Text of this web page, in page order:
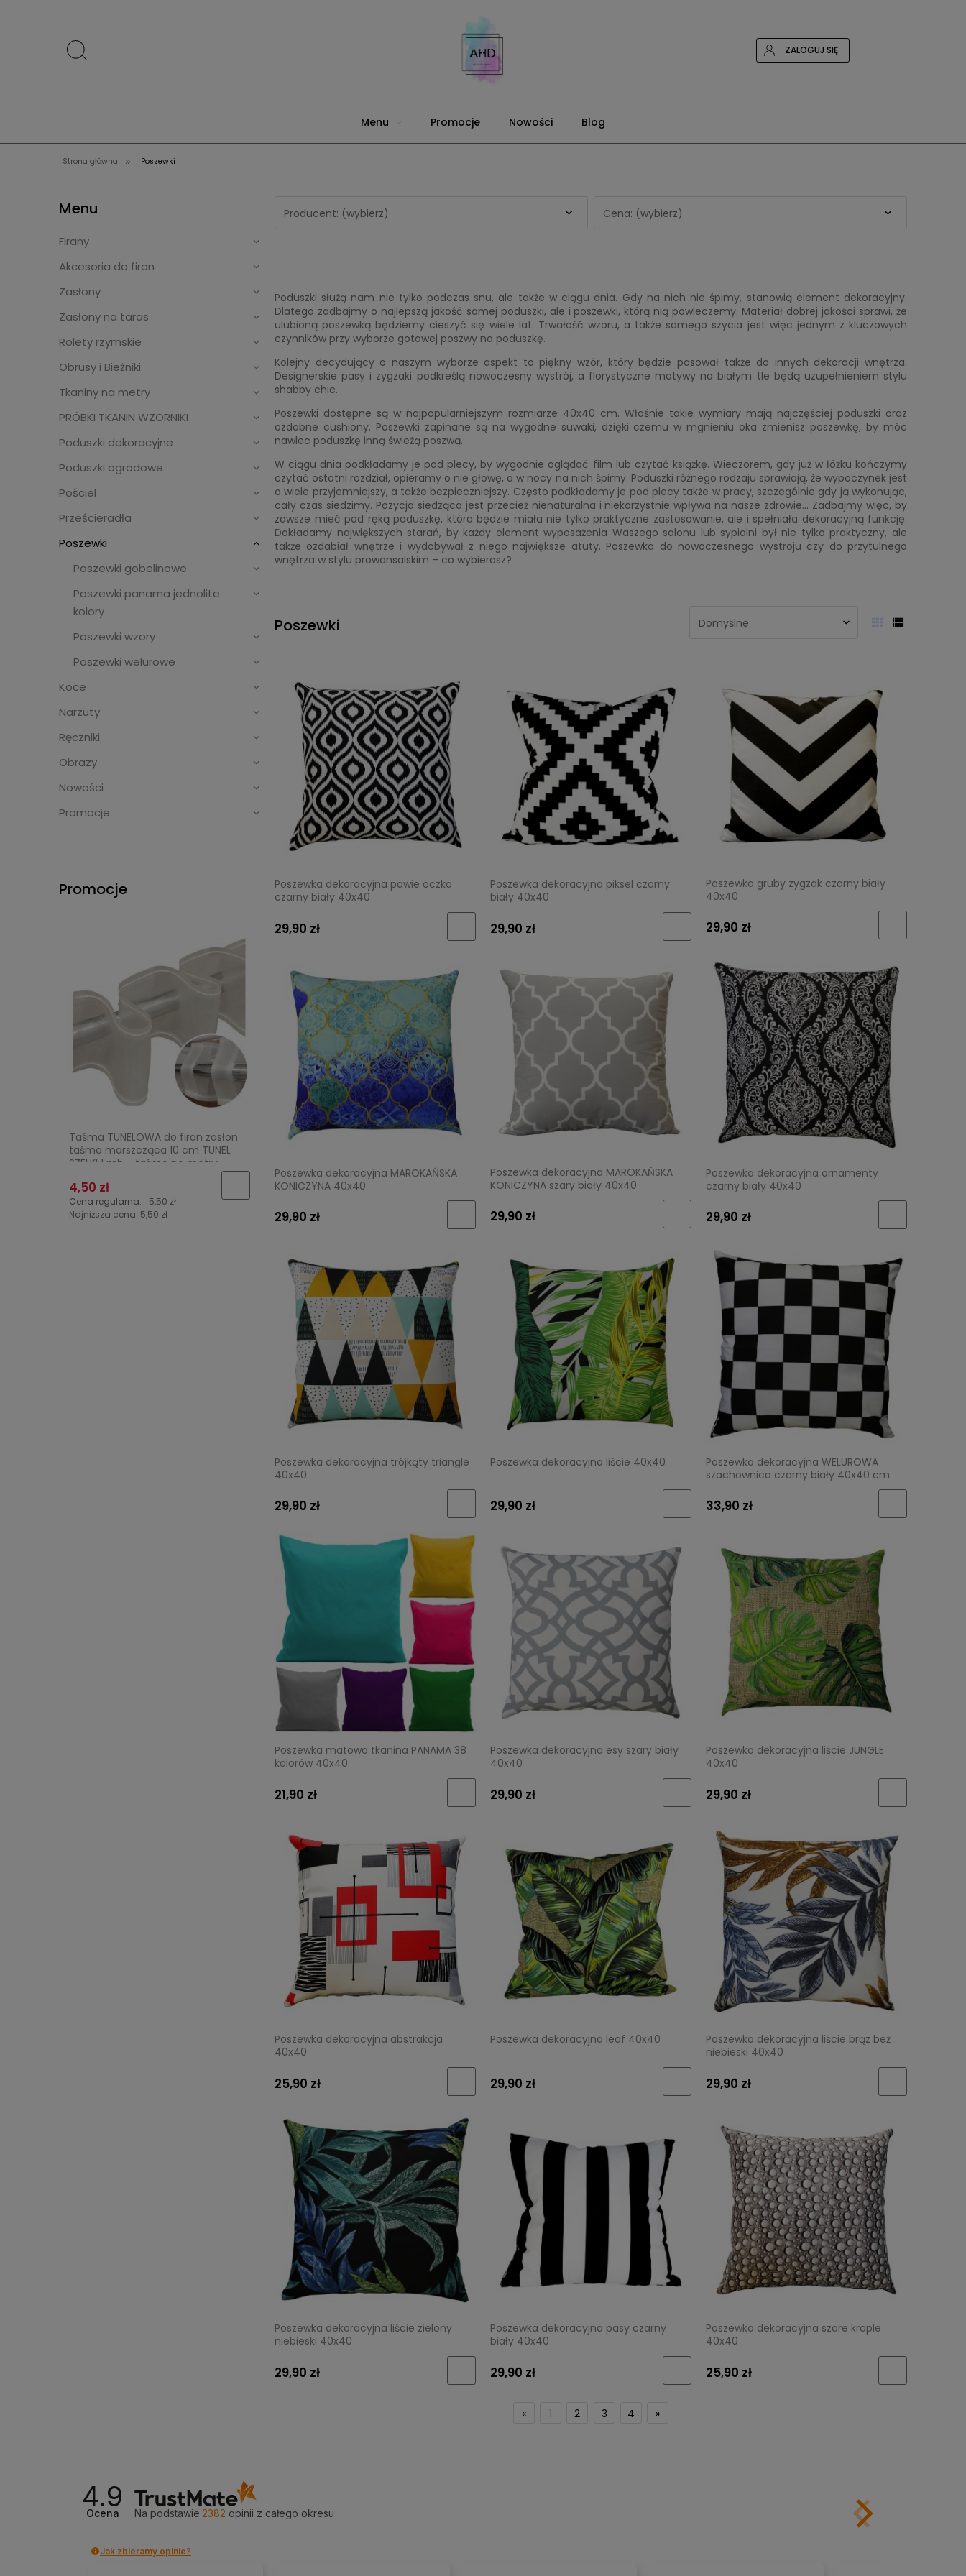
ZALOGUJ SIĘ
Menu Promocje Nowości Blog
Strona główna » Poszewki
Menu
Firany
Akcesoria do firan
Zasłony
Zasłony na taras
Rolety rzymskie
Obrusy i Bieżniki
Tkaniny na metry
PRÓBKI TKANIN WZORNIKI
Poduszki dekoracyjne
Poduszki ogrodowe
Pościel
Prześcieradła
Poszewki
Poszewki gobelinowe
Poszewki panama jednolite
kolory
Poszewki wzory
Poszewki welurowe
Koce
Narzuty
Ręczniki
Obrazy
Nowości
Promocje
Promocje
Taśma TUNELOWA do firan zasłon
taśma marszcząca 10 cm TUNEL
SZELKI 1 mb - taśma na metry
4,50 zł
Cena regularna:
5,50 zł
Najniższa cena: 5,50 zł
Producent: (wybierz) Cena: (wybierz)
Poduszki służą nam nie tylko podczas snu, ale także w ciągu dnia. Gdy na nich nie śpimy, stanowią element dekoracyjny.
Dlatego zadbajmy o najlepszą jakość samej poduszki, ale i poszewki, którą nią powleczemy. Materiał dobrej jakości sprawi, że
ulubioną poszewką będziemy cieszyć się wiele lat. Trwałość wzoru, a także samego szycia jest więc jednym z kluczowych
czynników przy wyborze gotowej poszwy na poduszkę.
Kolejny decydujący o naszym wyborze aspekt to piękny wzór, który będzie pasował także do innych dekoracji wnętrza.
Designerskie pasy i zygzaki podkreślą nowoczesny wystrój, a florystyczne motywy na białym tle będą uzupełnieniem stylu
shabby chic.
Poszewki dostępne są w najpopularniejszym rozmiarze 40x40 cm. Właśnie takie wymiary mają najczęściej poduszki oraz
ozdobne cushiony. Poszewki zapinane są na wygodne suwaki, dzięki czemu w mgnieniu oka zmienisz poszewkę, by móc
nawlec poduszkę inną świeżą poszwą.
W ciągu dnia podkładamy je pod plecy, by wygodnie oglądać film lub czytać książkę. Wieczorem, gdy już w łóżku kończymy
czytać ostatni rozdział, opieramy o nie głowę, a w nocy na nich śpimy. Poduszki różnego rodzaju sprawiają, że wypoczynek jest
o wiele przyjemniejszy, a także bezpieczniejszy. Często podkładamy je pod plecy także w pracy, szczególnie gdy ją wykonując,
cały czas siedzimy. Pozycja siedząca jest przecież nienaturalna i niekorzystnie wpływa na nasze zdrowie… Zadbajmy więc, by
zawsze mieć pod ręką poduszkę, która będzie miała nie tylko praktyczne zastosowanie, ale i spełniała dekoracyjną funkcję.
Dokładamy największych starań, by każdy element wyposażenia Waszego salonu lub sypialni był nie tylko praktyczny, ale
także ozdabiał wnętrze i wydobywał z niego największe atuty. Poszewka do nowoczesnego wystroju czy do przytulnego
wnętrza w stylu prowansalskim – co wybierasz?
Poszewki
Poszewka dekoracyjna pawie oczka
czarny biały 40x40
29,90 zł
Poszewka dekoracyjna piksel czarny
biały 40x40
29,90 zł
Poszewka gruby zygzak czarny biały
40x40
29,90 zł
Poszewka dekoracyjna MAROKAŃSKA
KONICZYNA 40x40
29,90 zł
Poszewka dekoracyjna MAROKAŃSKA
KONICZYNA szary biały 40x40
29,90 zł
Poszewka dekoracyjna ornamenty
czarny biały 40x40
29,90 zł
Poszewka dekoracyjna trójkąty triangle
40x40
29,90 zł
Poszewka dekoracyjna liście 40x40
29,90 zł
Poszewka dekoracyjna WELUROWA
szachownica czarny biały 40x40 cm
33,90 zł
Poszewka matowa tkanina PANAMA 38
kolorów 40x40
21,90 zł
Poszewka dekoracyjna esy szary biały
40x40
29,90 zł
Poszewka dekoracyjna liście JUNGLE
40x40
29,90 zł
Poszewka dekoracyjna abstrakcja
40x40
25,90 zł
Poszewka dekoracyjna leaf 40x40
29,90 zł
Poszewka dekoracyjna liście brąz beż
niebieski 40x40
29,90 zł
Poszewka dekoracyjna liście zielony
niebieski 40x40
29,90 zł
Poszewka dekoracyjna pasy czarny
biały 40x40
29,90 zł
Poszewka dekoracyjna szare krople
40x40
25,90 zł
« 1 2 3 4 »
4.9
Ocena Na podstawie 2382 opinii z całego okresu
Jak zbieramy opinie?